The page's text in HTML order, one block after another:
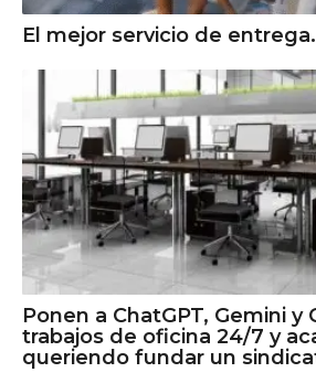
El mejor servicio de
Ponen a ChatGPT, Gemini y
trabajos de oficina 24/7 y
queriendo fundar un